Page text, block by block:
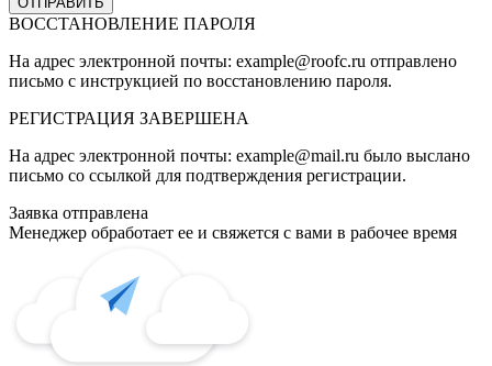
ВОССТАНОВЛЕНИЕ ПАРОЛЯ
На адрес электронной почты: example@roofc.ru отправлено
письмо с инструкцией по восстановлению пароля.
РЕГИСТРАЦИЯ ЗАВЕРШЕНА
На адрес электронной почты: example@mail.ru было выслано
письмо со ссылкой для подтверждения регистрации.
Заявка отправлена
Менеджер обработает ее и свяжется с вами в рабочее время